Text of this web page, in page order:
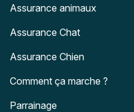
Assurance animaux
Assurance Chat
Assurance Chien
Comment ça marche ?
Parrainage